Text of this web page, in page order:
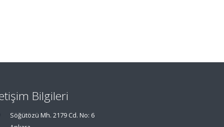
Bilgileri
Söğütözü Mh. 2179 Cd. No: 6